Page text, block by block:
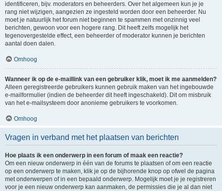
identificeren, bijv. moderators en beheerders. Over het algemeen kun je je
rang niet wijzigen, aangezien ze ingesteld worden door een beheerder. Nu
moet je natuurlijk het forum niet beginnen te spammen met onzinnig veel
berichten, gewoon voor een hogere rang. Dit heeft zelfs mogelijk het
tegenovergestelde effect, een beheerder of moderator kunnen je berichten
aantal doen dalen.
Omhoog
Wanneer ik op de e-maillink van een gebruiker klik, moet ik me aanmelden?
Alleen geregistreerde gebruikers kunnen gebruik maken van het ingebouwde
e-mailformulier (indien de beheerder dit heeft ingeschakeld). Dit om misbruik
van het e-mailsysteem door anonieme gebruikers te voorkomen.
Omhoog
Vragen in verband met het plaatsen van berichten
Hoe plaats ik een onderwerp in een forum of maak een reactie?
Om een nieuw onderwerp in één van de forums te plaatsen of om een reactie
op een onderwerp te maken, klik je op de bijhorende knop op ofwel de pagina
met onderwerpen of in een bepaald onderwerp. Mogelijk moet je je registreren
voor je een nieuw onderwerp kan aanmaken, de permissies die je al dan niet